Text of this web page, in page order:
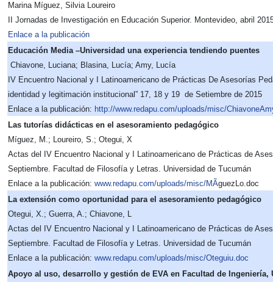
Marina Míguez, Silvia Loureiro
II Jornadas de Investigación en Educación Superior. Montevideo, abril
Enlace a la publicación
Educación Media –Universidad una experiencia tendiendo puentes
Chiavone, Luciana; Blasina, Lucía; Amy, Lucía
IV Encuentro Nacional y I Latinoamericano de Prácticas De Asesorías
identidad y legitimación institucional” 17, 18 y 19 de Setiembre de 2015
Enlace a la publicación: http://www.redapu.com/uploads/misc/
Las tutorías didácticas en el asesoramiento pedagógico
Míguez, M.; Loureiro, S.; Otegui, X
Actas del IV Encuentro Nacional y I Latinoamericano de Prácticas de
Septiembre. Facultad de Filosofía y Letras. Universidad de Tucumán
Enlace a la publicación: www.redapu.com/uploads/misc/MÃ­guezLo.doc
La extensión como oportunidad para el asesoramiento pedagógico
Otegui, X.; Guerra, A.; Chiavone, L
Actas del IV Encuentro Nacional y I Latinoamericano de Prácticas de
Septiembre. Facultad de Filosofía y Letras. Universidad de Tucumán
Enlace a la publicación: www.redapu.com/uploads/misc/Oteguiu.doc
Apoyo al uso, desarrollo y gestión de EVA en Facultad de Ingeniería,